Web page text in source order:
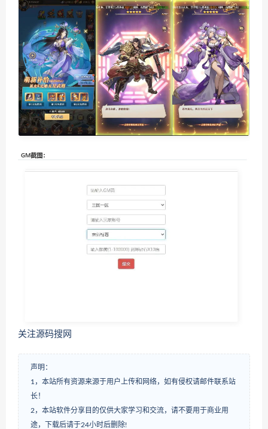
关注源码搜网
声明：
1，本站所有资源来源于用户上传和网络，如有侵权请邮件联系站
长！
2，本站软件分享目的仅供大家学习和交流，请不要用于商业用
途，下载后请于24小时后删除!